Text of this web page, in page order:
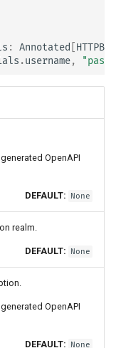
: Annotated
.username,
OpenAPI
DEFAULT: None
realm.
DEFAULT: None
OpenAPI
DEFAULT: None